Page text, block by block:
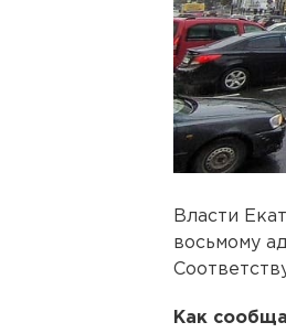
Власти
восьмому
Как